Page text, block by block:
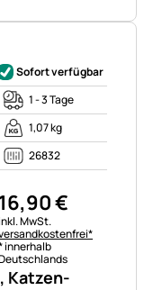
Katzen-
Sofort verfügbar
1 - 3 Tage
1,07 kg
26832
16,90€
Steuerhinweis:
inkl. MwSt.
innerhalb